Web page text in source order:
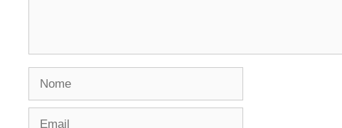
Nome
Email